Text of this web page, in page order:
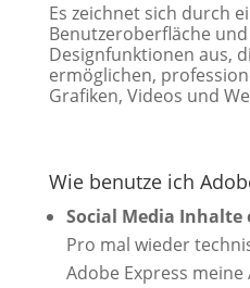
Es zeichnet sich durch
Benutzeroberfläche
Designfunktionen aus,
ermöglichen,
Grafiken, Videos und
Wie benutze ich
Social Media Inhalte
Pro mal wieder
Adobe Express